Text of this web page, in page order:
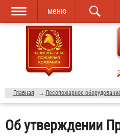
Перейти к
основному
содержанию
Skip to
navigation
меню
Главная → Лесопожарное
Об утверждении